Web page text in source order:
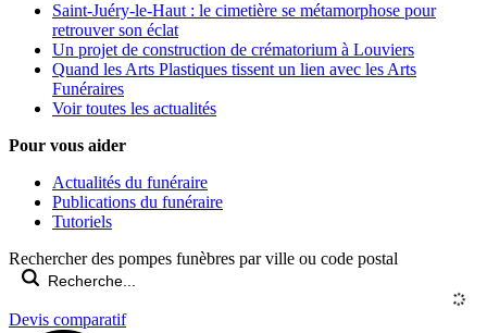
Saint-Juéry-le-Haut : le cimetière se métamorphose pour
retrouver son éclat
Un projet de construction de crématorium à Louviers
Quand les Arts Plastiques tissent un lien avec les Arts
Funéraires
Voir toutes les actualités
Pour vous aider
Actualités du funéraire
Publications du funéraire
Tutoriels
Rechercher des pompes funèbres par ville ou code postal
Devis comparatif